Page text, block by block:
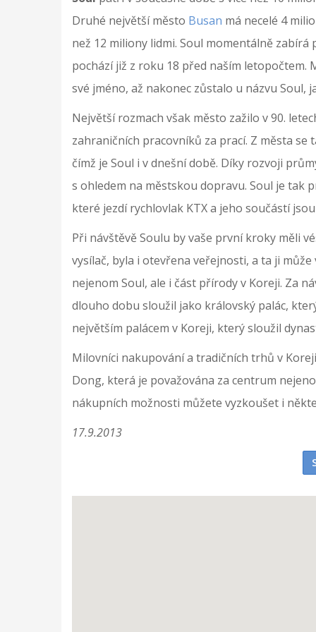
Druhé největší město Busan má necelé 4
než 12 miliony lidmi. Soul momentálně
pochází již z roku 18 před naším
své jméno, až nakonec zůstalo u názvu Soul,
Největší rozmach však město zažilo v 90.
zahraničních pracovníků za prací. Z města
čímž je Soul i v dnešní době. Díky rozvoji
s ohledem na městskou dopravu. Soul je
které jezdí rychlovlak KTX a jeho součástí
Při návštěvě Soulu by vaše první kroky měli
vysílač, byla i otevřena veřejnosti, a ta ji
nejenom Soul, ale i část přírody v Koreji. Za
dlouho dobu sloužil jako královský palác,
největším palácem v Koreji, který sloužil
Milovníci nakupování a tradičních trhů v
Dong, která je považována za centrum
nákupních možnosti můžete vyzkoušet i
17.9.2013